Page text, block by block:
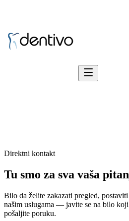
Direktni kontakt
Tu smo za sva vaša
Bilo da želite zakazati pregled,
našim uslugama — javite se na bilo
pošaljite poruku.